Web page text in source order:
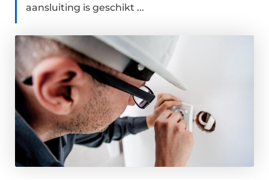
aansluiting is geschikt ...